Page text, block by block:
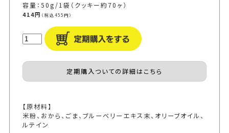
容量：50g/1袋（クッキー約70ヶ）
414円 （税込455円）
定期購入ついての詳細はこちら
【原材料】
米粉、おから、ごま、ブルーベリーエキス末、オリーブオイル、
ルテイン